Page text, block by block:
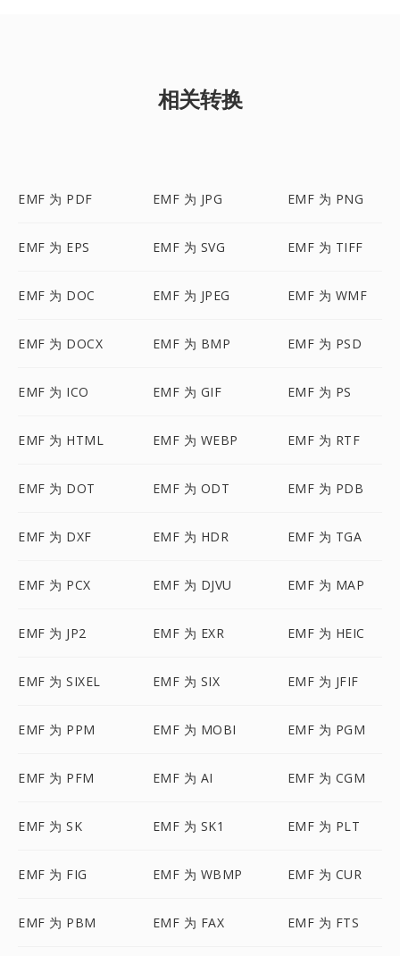
相关转换
EMF 为 PDF EMF 为 JPG EMF 为 PNG
EMF 为 EPS EMF 为 SVG EMF 为 TIFF
EMF 为 DOC EMF 为 JPEG EMF 为 WMF
EMF 为 DOCX EMF 为 BMP EMF 为 PSD
EMF 为 ICO EMF 为 GIF EMF 为 PS
EMF 为 HTML EMF 为 WEBP EMF 为 RTF
EMF 为 DOT EMF 为 ODT EMF 为 PDB
EMF 为 DXF EMF 为 HDR EMF 为 TGA
EMF 为 PCX EMF 为 DJVU EMF 为 MAP
EMF 为 JP2 EMF 为 EXR EMF 为 HEIC
EMF 为 SIXEL EMF 为 SIX EMF 为 JFIF
EMF 为 PPM EMF 为 MOBI EMF 为 PGM
EMF 为 PFM EMF 为 AI EMF 为 CGM
EMF 为 SK EMF 为 SK1 EMF 为 PLT
EMF 为 FIG EMF 为 WBMP EMF 为 CUR
EMF 为 PBM EMF 为 FAX EMF 为 FTS